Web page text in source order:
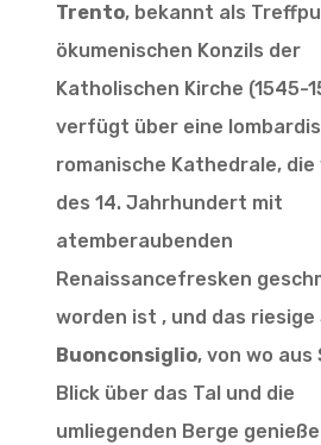
Trento, bekannt als
ökumenischen Konzils der
Katholischen Kirche (1545-
verfügt über eine
romanische Kathedrale, die
des 14. Jahrhundert mit
atemberaubenden
Renaissancefresken
worden ist , und das riesige
Buonconsiglio, von wo aus
Blick über das Tal und die
umliegenden Berge